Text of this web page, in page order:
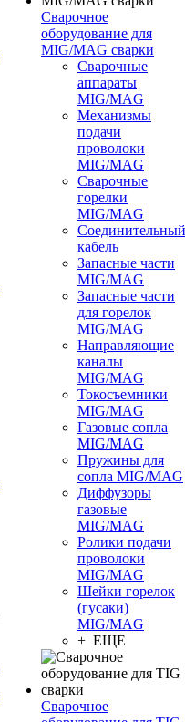
Сварочное
оборудование для
MIG/MAG сварки
Сварочные
аппараты
MIG/MAG
Механизмы
подачи
проволоки
MIG/MAG
Сварочные
горелки
MIG/MAG
Соединительный
кабель
Запасные части
MIG/MAG
Запасные части
для горелок
MIG/MAG
Направляющие
каналы
MIG/MAG
Токосъемники
MIG/MAG
Газовые сопла
MIG/MAG
Пружины для
сопла MIG/MAG
Диффузоры
газовые
MIG/MAG
Ролики подачи
проволоки
MIG/MAG
Шейки горелок
(гусаки)
MIG/MAG
+ ЕЩЕ
Сварочное